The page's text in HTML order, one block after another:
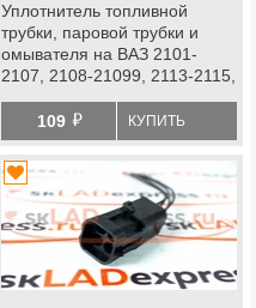
Уплотнитель топливной
трубки, паровой трубки и
омывателя на ВАЗ 2101-
2107, 2108-21099, 2113-2115,
109 й КУПИТЬ